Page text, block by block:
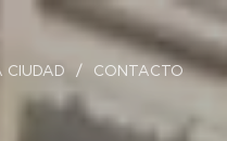
CIUDAD CONTACTO